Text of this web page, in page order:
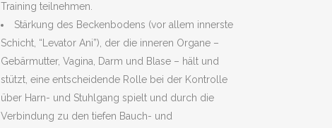
Training teilnehmen.
Stärkung des Beckenbodens (vor allem innerste
Schicht, “Levator Ani”), der die inneren Organe –
Gebärmutter, Vagina, Darm und Blase – hält und
stützt, eine entscheidende Rolle bei der Kontrolle
über Harn- und Stuhlgang spielt und durch die
Verbindung zu den tiefen Bauch- und